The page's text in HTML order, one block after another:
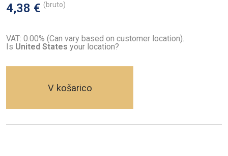
4,38 € (bruto)
VAT: 0.00% (Can vary based on customer location).
Is United States your location?
V košarico